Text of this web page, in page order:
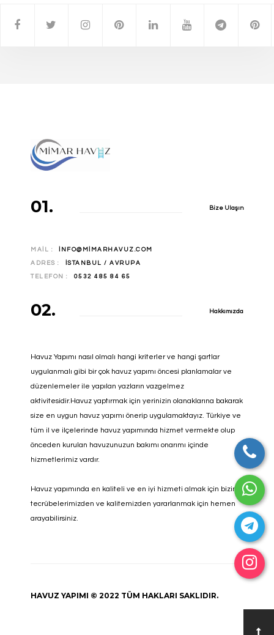
01. Bize Ulaşın
MAIL : INFO@MIMARHAVUZ.COM
ADRES : İSTANBUL / AVRUPA
TELEFON : 0532 485 84 65
02. Hakkımızda
Havuz Yapımı nasıl olmalı hangi kriterler ve hangi şartlar
uygulanmalı gibi bir çok havuz yapımı öncesi planlamalar ve
düzenlemeler ile yapılan yazların vazgelmez
aktivitesidir.Havuz yaptırmak için yerinizin olanaklarına bakarak
size en uygun havuz yapımı önerip uygulamaktayız. Türkiye ve
tüm il ve ilçelerinde havuz yapımında hizmet vermekte olup
önceden kurulan havuzunuzun bakımı onarımı içinde
hizmetlerimiz vardır.
Havuz yapımında en kaliteli ve en iyi hizmeti almak için bizim
tecrübelerimizden ve kalitemizden yararlanmak için hemen
arayabilirsiniz.
HAVUZ YAPIMI © 2022 TÜM HAKLARI SAKLIDIR.